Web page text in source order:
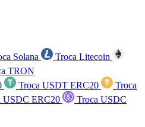
Solana
Troca Litecoin
TRON
Troca USDT ERC20
Troca
USDC ERC20
Troca USDC